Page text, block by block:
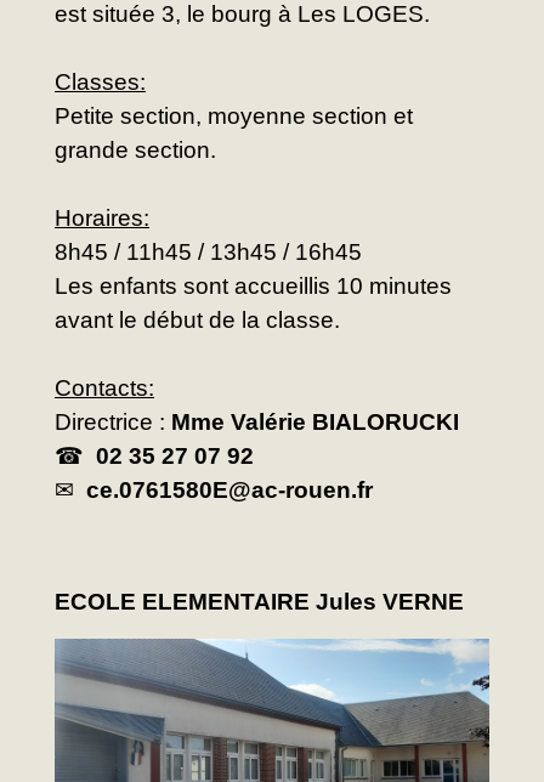
est située 3, le bourg à Les LOGES.
Classes:
Petite section, moyenne section et
grande section.
Horaires:
8h45 / 11h45 / 13h45 / 16h45
Les enfants sont accueillis 10 minutes
avant le début de la classe.
Contacts:
Directrice : Mme Valérie BIALORUCKI
☎ 02 35 27 07 92
✉ ce.0761580E@ac-rouen.fr
ECOLE ELEMENTAIRE Jules VERNE